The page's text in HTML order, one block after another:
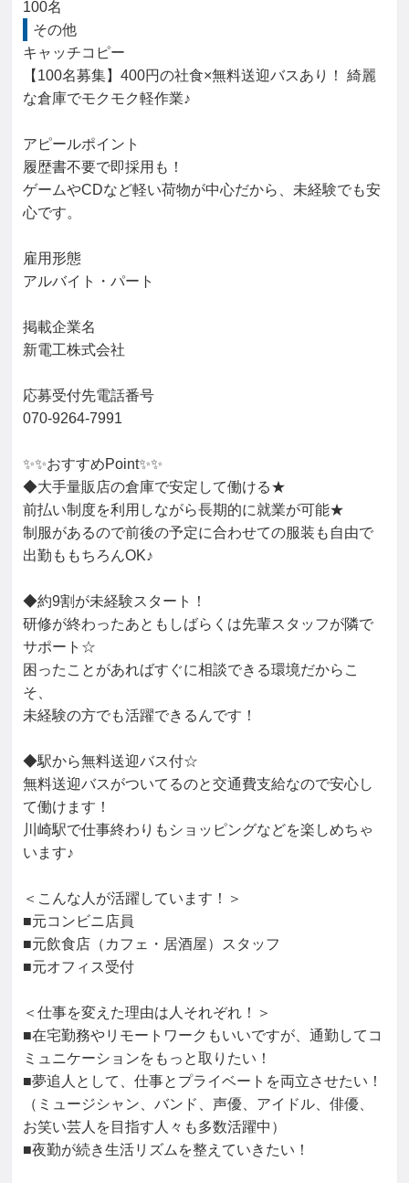
100名
その他
キャッチコピー
【100名募集】400円の社食×無料送迎バスあり！ 綺麗
な倉庫でモクモク軽作業♪
アピールポイント
履歴書不要で即採用も！
ゲームやCDなど軽い荷物が中心だから、未経験でも安
心です。
雇用形態
アルバイト・パート
掲載企業名
新電工株式会社
応募受付先電話番号
070-9264-7991
✨✨おすすめPoint✨✨
◆大手量販店の倉庫で安定して働ける★
前払い制度を利用しながら長期的に就業が可能★
制服があるので前後の予定に合わせての服装も自由で
出勤ももちろんOK♪
◆約9割が未経験スタート！
研修が終わったあともしばらくは先輩スタッフが隣で
サポート☆
困ったことがあればすぐに相談できる環境だからこ
そ、
未経験の方でも活躍できるんです！
◆駅から無料送迎バス付☆
無料送迎バスがついてるのと交通費支給なので安心し
て働けます！
川崎駅で仕事終わりもショッピングなどを楽しめちゃ
います♪
＜こんな人が活躍しています！＞
■元コンビニ店員
■元飲食店（カフェ・居酒屋）スタッフ
■元オフィス受付
＜仕事を変えた理由は人それぞれ！＞
■在宅勤務やリモートワークもいいですが、通勤してコ
ミュニケーションをもっと取りたい！
■夢追人として、仕事とプライベートを両立させたい！
（ミュージシャン、バンド、声優、アイドル、俳優、
お笑い芸人を目指す人々も多数活躍中）
■夜勤が続き生活リズムを整えていきたい！